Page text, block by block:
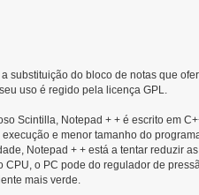
substituição do bloco de notas que
uso é regido pela licença GPL.
Scintilla, Notepad + + é escrito em
e menor tamanho do
Notepad + + está a tentar reduzir
o PC pode do regulador de
mais verde.